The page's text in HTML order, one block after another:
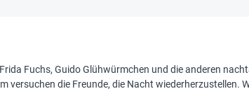
Fuchs, Guido Glühwürmchen und die anderen
die Freunde, die Nacht wiederherzustellen.